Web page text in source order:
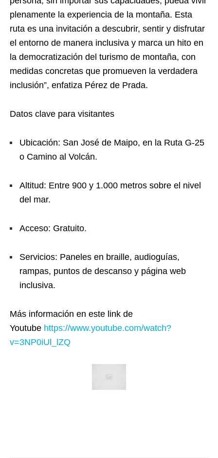
plenamente la experiencia de la montaña. Esta
ruta es una invitación a descubrir, sentir y disfrutar
el entorno de manera inclusiva y marca un hito en
la democratización del turismo de montaña, con
medidas concretas que promueven la verdadera
inclusión”, enfatiza Pérez de Prada.
Datos clave para visitantes
Ubicación: San José de Maipo, en la Ruta G-25
o Camino al Volcán.
Altitud: Entre 900 y 1.000 metros sobre el nivel
del mar.
Acceso: Gratuito.
Servicios: Paneles en braille, audioguías,
rampas, puntos de descanso y página web
inclusiva.
Más información en este link de
Youtube https://www.youtube.com/watch?
v=3NP0iUl_lZQ